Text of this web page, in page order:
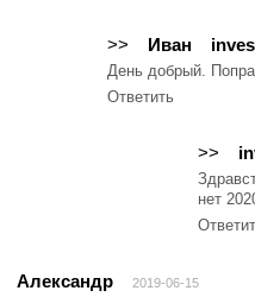
>> Иван
День добрый.
Ответить
>>
нет
Александр 2019-06-15